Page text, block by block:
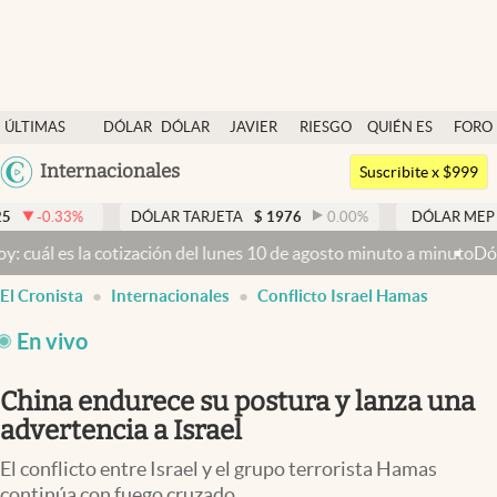
ÚLTIMAS
NOTICIAS
DÓLAR
DÓLAR
JAVIER
RIESGO
QUIÉN ES
QUIÉN
FORO
Argentina
México
Colombia
Internacionales
Dólar
Members
Economía y Política
Finanzas y Mercados
Mercados Online
Negocios
Otras secciones
Apertura
Suscribite x $999
DÓLAR TARJETA $ 1976 0.00% DÓLAR MEP $ 1526,03
del lunes 10 de agosto minuto a minutoDólar hoy y
El Cronista Internacionales Conflicto Israel Hamas
En vivo
China endurece su postura y lanza una
advertencia a Israel
El conflicto entre Israel y el grupo terrorista Hamas